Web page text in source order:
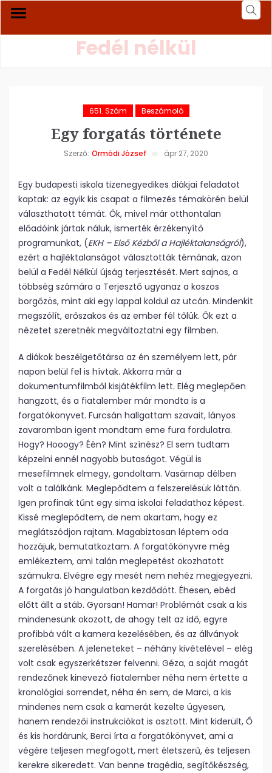
Fedél nélkül
651. Szám Beszámoló
Egy forgatás története
Szerző: Ormódi József ápr 27, 2020
Egy budapesti iskola tizenegyedikes diákjai feladatot
kaptak: az egyik kis csapat a filmezés témakörén belül
választhatott témát. Ők, mivel már otthontalan
előadóink jártak náluk, ismerték érzékenyítő
programunkat, (EKH – Első Kézből a Hajléktalanságról),
ezért a hajléktalanságot választották témának, azon
belül a Fedél Nélkül újság terjesztését. Mert sajnos, a
többség számára a Terjesztő ugyanaz a koszos
borgőzös, mint aki egy lappal koldul az utcán. Mindenkit
megszólít, erőszakos és az ember fél tőlük. Ők ezt a
nézetet szeretnék megváltoztatni egy filmben.
A diákok beszélgetőtársa az én személyem lett, pár
napon belül fel is hívtak. Akkorra már a
dokumentumfilmből kisjátékfilm lett. Elég meglepően
hangzott, és a fiatalember már mondta is a
forgatókönyvet. Furcsán hallgattam szavait, lányos
zavaromban igent mondtam eme fura fordulatra.
Hogy? Hooogy? Één? Mint színész? El sem tudtam
képzelni ennél nagyobb butaságot. Végül is
mesefilmnek elmegy, gondoltam. Vasárnap délben
volt a találkánk. Meglepődtem a felszerelésük láttán.
Igen profinak tűnt egy sima iskolai feladathoz képest.
Kissé meglepődtem, de nem akartam, hogy ez
meglátszódjon rajtam. Magabiztosan léptem oda
hozzájuk, bemutatkoztam. A forgatókönyvre még
emlékeztem, ami talán meglepetést okozhatott
számukra. Elvégre egy mesét nem nehéz megjegyezni.
A forgatás jó hangulatban kezdődött. Éhesen, ebéd
előtt állt a stáb. Gyorsan! Hamar! Problémát csak a kis
mindenesünk okozott, de ahogy telt az idő, egyre
profibbá vált a kamera kezelésében, és az állványok
szerelésében. A jeleneteket – néhány kivételével – elég
volt csak egyszer­kétszer felvenni. Géza, a saját magát
rendezőnek kinevező fiatalember néha nem értette a
kronológiai sorrendet, néha én sem, de Marci, a kis
mindenes nem csak a kamerát kezelte ügyesen,
hanem rendezői instrukciókat is osztott. Mint kiderült, Ő
és kis hordárunk, Berci írta a forgatókönyvet, ami a
végére teljesen megfogott, mert életszerű, és teljesen
kerekre sikeredett. Van benne tragédia, segítőkészség,